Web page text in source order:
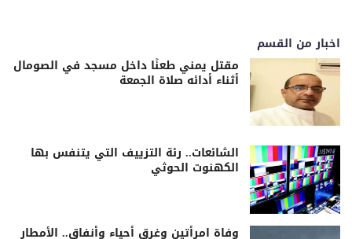
اخبار من القسم
مقتل يمني طعنًا داخل مسجد في الصومال
أثناء أدائه صلاة الجمعة
الشائعات.. رئة التزييف التي يتنفس بها
الكهنوت الحوثي
وفاة امرأتين وغرق أحياء وأنفاق.. الأمطار